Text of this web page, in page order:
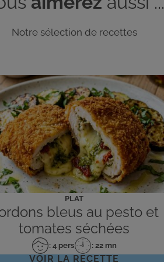
Notre sélection de recettes
PLAT
bleus au pesto et
tomates séchées
Nombre
: 4 pers
Temps
: 22 mn
VOIR LA RECETTE